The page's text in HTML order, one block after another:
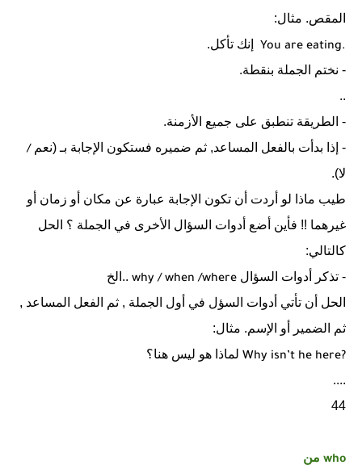
المقص. مثال:
You are eating.
إنك تأكل.
- نختم الجملة بنقطة.
..
- الطريقة تنطبق على جميع الأزمنة.
- إذا بدأت بالفعل المساعد, ثم ضميره فستكون الإجابة بـ (نعم/
لا).
طيب ماذا لو أردت أن تكون الإجابة عبارة عن مكان أو زمان أو
غيرهما !! فأين أضع أدوات السؤال الأخرى في الجملة ؟ الحل
كالتالي:
- تذكر أدوات السؤال why / when /where ..الخ
الحل أن تأتي أدوات السؤل في أول الجملة , ثم الفعل المساعد ,
ثم الضمير أو الإسم. مثال:
Why isn’t he here? لماذا هو ليس هنا؟
....
44
who من